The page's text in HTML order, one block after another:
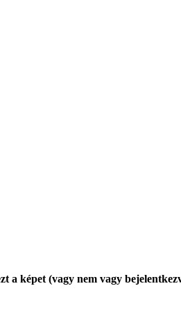
a képet (vagy nem vagy